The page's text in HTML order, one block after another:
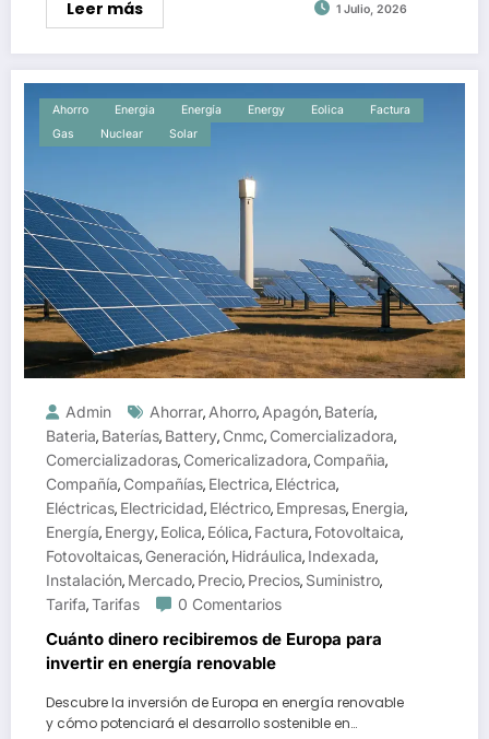
Leer más 1 Julio, 2026
Ahorro Energia Energía Energy Eolica
Factura
Gas
Nuclear Solar
Admin Ahorrar, Ahorro, Apagón, Batería,
Bateria, Baterías, Battery, Cnmc, Comercializadora,
Comercializadoras, Comericalizadora, Compañia,
Compañía, Compañías, Electrica, Eléctrica,
Eléctricas, Electricidad, Eléctrico, Empresas, Energia,
Energía, Energy, Eolica, Eólica, Factura, Fotovoltaica,
Fotovoltaicas, Generación, Hidráulica, Indexada,
Instalación, Mercado, Precio, Precios, Suministro,
Tarifa,Tarifas 0 Comentarios
Cuánto dinero recibiremos de Europa para
invertir en energía renovable
Descubre la inversión de Europa en energía renovable
y cómo potenciará el desarrollo sostenible en…